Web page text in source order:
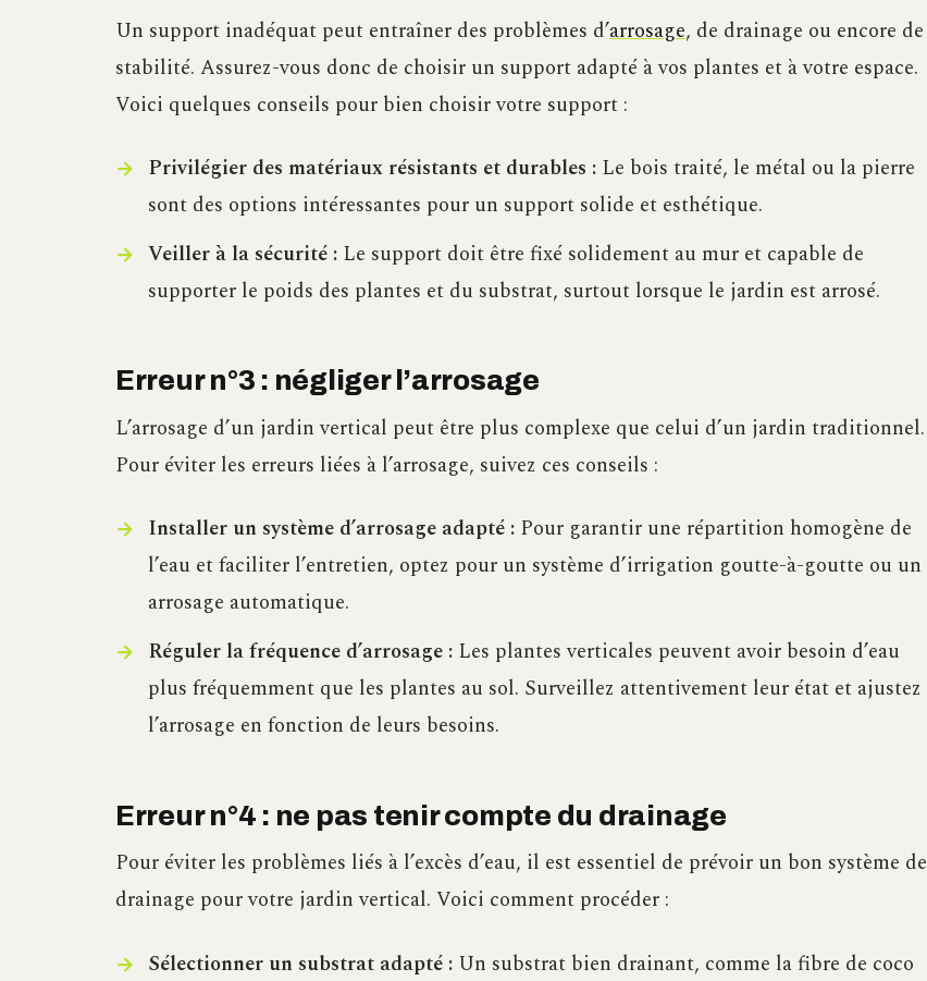
Un support inadéquat peut entraîner des problèmes d’arrosage, de drainage ou encore de
stabilité. Assurez-vous donc de choisir un support adapté à vos plantes et à votre espace.
Voici quelques conseils pour bien choisir votre support :
Privilégier des matériaux résistants et durables :Le bois traité, le métal ou la pierre
sont des options intéressantes pour un support solide et esthétique.
Veiller à la sécurité :Le support doit être fixé solidement au mur et capable de
supporter le poids des plantes et du substrat, surtout lorsque le jardin est arrosé.
Erreur n°3 : négliger l’arrosage
L’arrosage d’un jardin vertical peut être plus complexe que celui d’un jardin traditionnel.
Pour éviter les erreurs liées à l’arrosage, suivez ces conseils :
Installer un système d’arrosage adapté :Pour garantir une répartition homogène de
l’eau et faciliter l’entretien, optez pour un système d’irrigation goutte-à-goutte ou un
arrosage automatique.
Réguler la fréquence d’arrosage :Les plantes verticales peuvent avoir besoin d’eau
plus fréquemment que les plantes au sol. Surveillez attentivement leur état et ajustez
l’arrosage en fonction de leurs besoins.
Erreur n°4 : ne pas tenir compte du drainage
Pour éviter les problèmes liés à l’excès d’eau, il est essentiel de prévoir un bon système de
drainage pour votre jardin vertical. Voici comment procéder :
Sélectionner un substrat adapté :Un substrat bien drainant, comme la fibre de coco